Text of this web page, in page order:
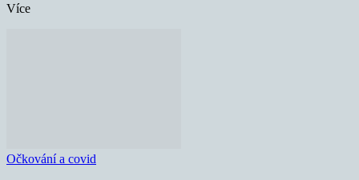
Více
Očkování a covid